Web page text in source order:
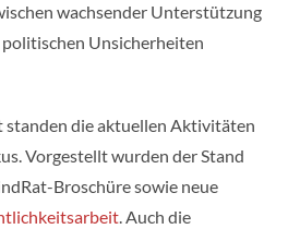
wachsender Unterstützung
Unsicherheiten
standen die aktuellen Aktivitäten
Vorgestellt wurden der Stand
Broschüre sowie neue
. Auch die